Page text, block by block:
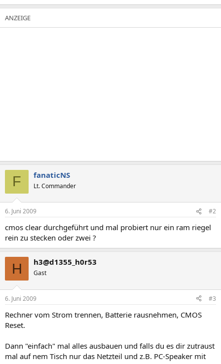
F fanaticNS
Lt. Commander
6. Juni 2009 #2
cmos clear durchgeführt und mal probiert nur ein ram riegel
rein zu stecken oder zwei ?
H h3@d1355_h0r53
Gast
6. Juni 2009 #3
Rechner vom Strom trennen, Batterie rausnehmen, CMOS
Reset.
Dann "einfach" mal alles ausbauen und falls du es dir zutraust
mal auf nem Tisch nur das Netzteil und z.B. PC-Speaker mit